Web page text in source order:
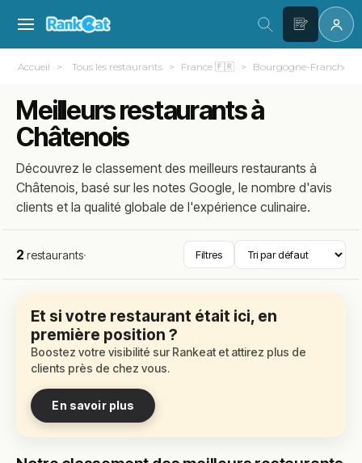
Accueil Tous les restaurants France 🇫🇷 Bourgogne-Franche-
Meilleurs restaurants à
Châtenois
Découvrez le classement des meilleurs restaurants à
Châtenois, basé sur les notes Google, le nombre d'avis
clients et la qualité globale de l'expérience culinaire.
2 restaurants· Filtres
Et si votre restaurant était ici, en
première position ?
Boostez votre visibilité sur Rankeat et attirez plus de
clients près de chez vous.
En savoir plus